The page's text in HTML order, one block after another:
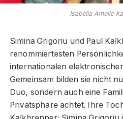
Isabella Amelie
Simina Grigoriu und Paul
renommiertesten
internationalen
Gemeinsam bilden sie nicht
Duo, sondern auch eine
Privatsphäre achtet. Ihre